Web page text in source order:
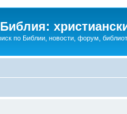
по Библии, новости, форум,